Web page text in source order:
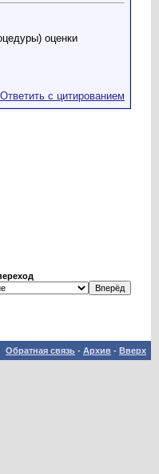
оценки
Обратная связь - Архив - Вверх